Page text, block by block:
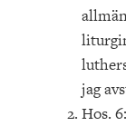
jag
Hos.